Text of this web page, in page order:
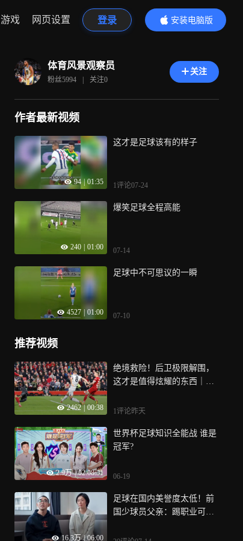
游戏 网页设置 登录
安装电脑版
内容更精彩
体育风景观察员
粉丝5994 | 关注0
关注
作者最新视频
94 | 01:35
这才是足球该有的样子
1评论07-24
240 01:00
爆笑足球全程高能
07-14
4527 01:00
足球中不可思议的一瞬
07-10
推荐视频
2462 00:38
绝境救险！后卫极限解围，
这才是值得炫耀的东西｜体
1评论昨天
2.9万 | 02:08:31
世界杯足球知识全能战 谁是
冠军?
06-19
16.3万 | 06:00
足球在国内美誉度太低！前
国少球员父亲：踢职业可能